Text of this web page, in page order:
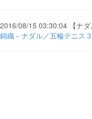
2016/08/15 03:30:04 【ナダ
錦織－ナダル／五輪テニス